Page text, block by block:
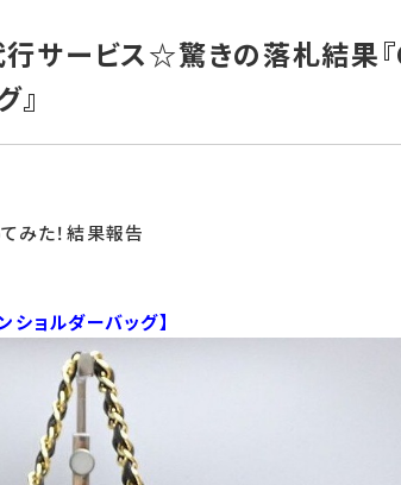
サービス☆驚きの落札結果
』
みた！結果報告
ョルダーバッグ】